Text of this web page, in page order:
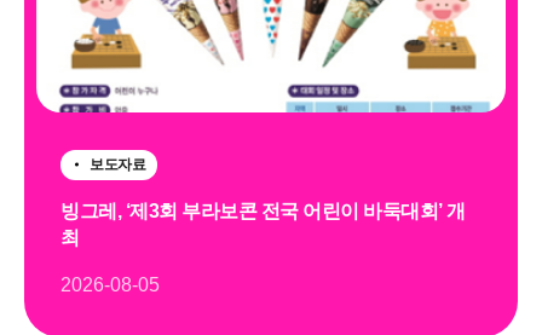
보도자료
빙그레, ‘제3회 부라보콘 전국 어린이 바둑대회’ 개
최
2026-08-05